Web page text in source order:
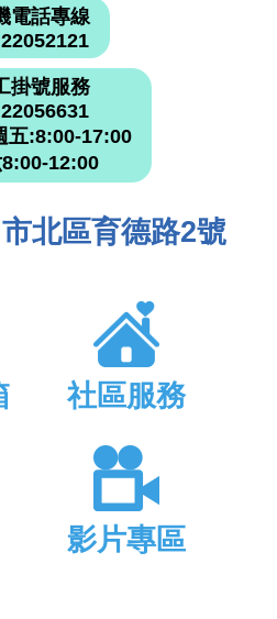
電話專線
掛號服務
五:8:00-17:00
12:00
北區育德路2號
社區服務
影片專區